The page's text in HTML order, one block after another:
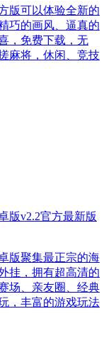
版可以体验全新的
巧的画风、逼真的
，免费下载，无
麻将，休闲、竞技
版v2.2官方最新版
版聚集最正宗的海
挂，拥有超高清的
场、亲友圈、经典
，丰富的游戏玩法